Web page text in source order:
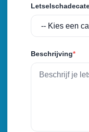
Beschrijving*